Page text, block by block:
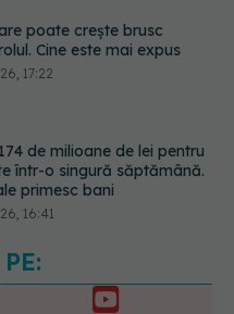
de milioane de lei pentru
într-o singură săptămână.
primesc bani
culoarea ta preferată
pe care o ai. Care
cromatic" al generațiilor